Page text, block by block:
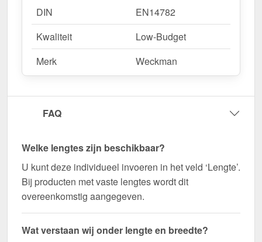
DIN
EN14782
Kwaliteit
Low-Budget
Merk
Weckman
FAQ
Welke lengtes zijn beschikbaar?
U kunt deze individueel invoeren in het veld ‘Lengte’.
Bij producten met vaste lengtes wordt dit
overeenkomstig aangegeven.
Wat verstaan wij onder lengte en breedte?